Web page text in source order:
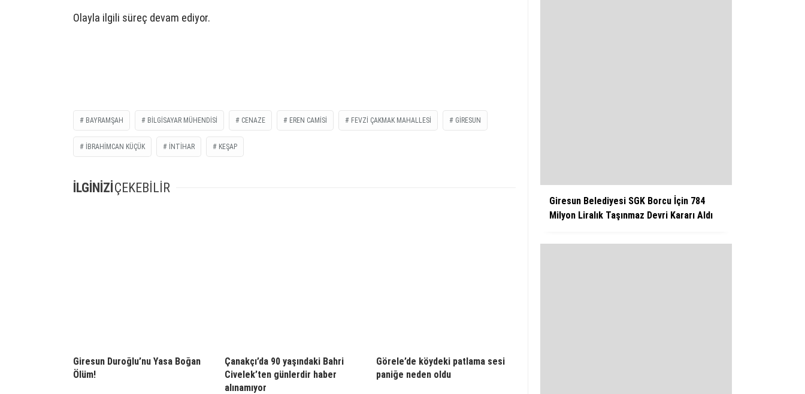
Olayla ilgili süreç devam ediyor.
BAYRAMŞAH BILGISAYAR MÜHENDISI CENAZE EREN CAMISI FEVZI ÇAKMAK MAHALLESI GIRESUN
İBRAHIMCAN KÜÇÜK İNTIHAR KEŞAP
İLGİNİZİÇEKEBİLİR
Giresun Duroğlu’nu Yasa Boğan
Ölüm!
Çanakçı’da 90 yaşındaki Bahri
Civelek’ten günlerdir haber
alınamıyor
Görele’de köydeki patlama sesi
paniğe neden oldu
Giresun Belediyesi SGK Borcu İçin 784
Milyon Liralık Taşınmaz Devri Kararı Aldı